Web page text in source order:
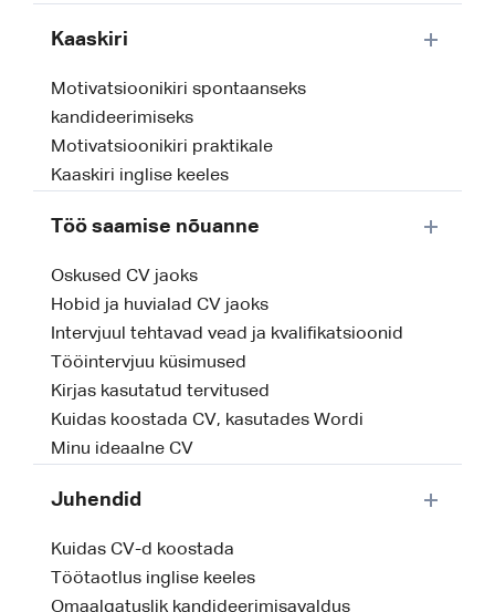
Kaaskiri
Motivatsioonikiri spontaanseks
kandideerimiseks
Motivatsioonikiri praktikale
Kaaskiri inglise keeles
Töö saamise nõuanne
Oskused CV jaoks
Hobid ja huvialad CV jaoks
Intervjuul tehtavad vead ja kvalifikatsioonid
Tööintervjuu küsimused
Kirjas kasutatud tervitused
Kuidas koostada CV, kasutades Wordi
Minu ideaalne CV
Juhendid
Kuidas CV-d koostada
Töötaotlus inglise keeles
Omaalgatuslik kandideerimisavaldus